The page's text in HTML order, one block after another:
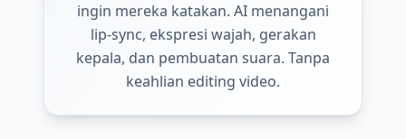
ingin mereka katakan. AI menangani
lip-sync, ekspresi wajah, gerakan
kepala, dan pembuatan suara. Tanpa
keahlian editing video.